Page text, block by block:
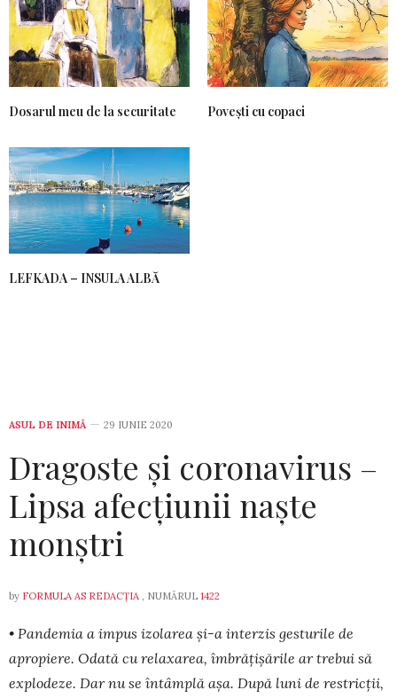
Dosarul meu de la securitate Povești cu copaci
LEFKADA – INSULA ALBĂ
ASUL DE INIMĂ 29 IUNIE 2020
Dragoste și coronavirus –
Lipsa afecțiunii naște
monștri
by FORMULA AS REDACȚIA , NUMĂRUL 1422
• Pandemia a impus izolarea și-a interzis gesturile de
apropiere. Odată cu relaxarea, îm­bră­țișările ar trebui să
explodeze. Dar nu se întâmplă așa. Du­pă luni de restricții,